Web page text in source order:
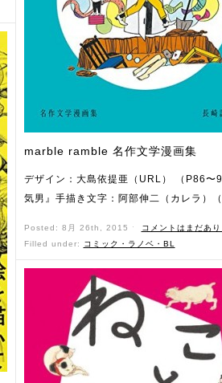
marble ramble 名作文学漫画集
デザイン：大島依提亜（URL） （P86〜
気男』手描き文字：阿部伸二（カレラ）（
Posted: 8月 26th, 2015 ˑ
コメントはまだあり
Filled under:
コミック・ラノベ・BL